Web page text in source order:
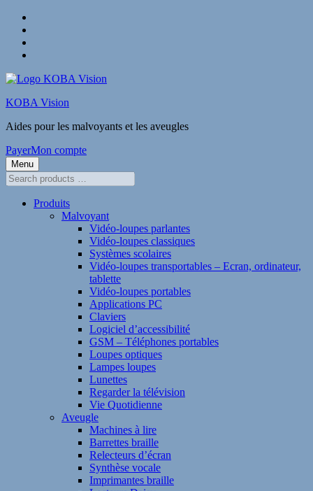
content
footer
KOBA Vision
Aides pour les malvoyants et les aveugles
PayerMon compte
Menu
Search
products
Produits
Malvoyant
Vidéo-loupes parlantes
Vidéo-loupes classiques
Systèmes scolaires
Vidéo-loupes transportables – Ecran, ordinateur,
tablette
Vidéo-loupes portables
Applications PC
Claviers
Logiciel d’accessibilité
GSM – Téléphones portables
Loupes optiques
Lampes loupes
Lunettes
Regarder la télévision
Vie Quotidienne
Aveugle
Machines à lire
Barrettes braille
Relecteurs d’écran
Synthèse vocale
Imprimantes braille